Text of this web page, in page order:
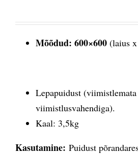
Mõõdud: 600×600 (laius
Lepapuidust
viimistlusvahendiga).
Kaal: 3,5kg
Kasutamine: Puidust